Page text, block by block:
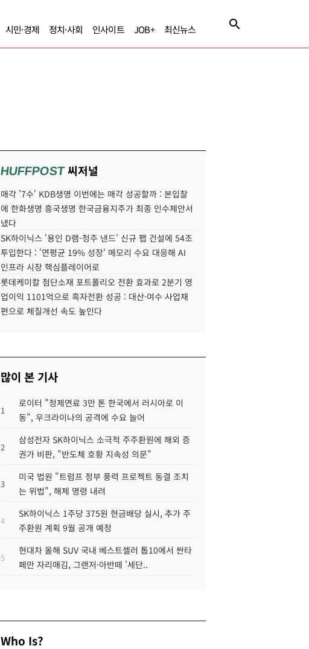
시민·경제 정치·사회 인사이트 JOB+ 최신뉴스
HUFFPOST씨저널
매각 '7수' KDB생명 이번에는 매각 성공할까 : 본입찰
에 한화생명 흥국생명 한국금융지주가 최종 인수제안서
냈다
SK하이닉스 '용인 D램-청주 낸드' 신규 팹 건설에 54조
투입한다 : '연평균 19% 성장' 메모리 수요 대응해 AI
인프라 시장 핵심플레이어로
롯데케미칼 첨단소재 포트폴리오 전환 효과로 2분기 영
업이익 1101억으로 흑자전환 성공 : 대산·여수 사업재
편으로 체질개선 속도 높인다
많이 본 기사
1
로이터 "정제연료 3만 톤 한국에서 러시아로 이
동", 우크라이나의 공격에 수요 늘어
2
삼성전자 SK하이닉스 소극적 주주환원에 해외 증
권가 비판, "반도체 호황 지속성 의문"
3
미국 법원 "트럼프 정부 풍력 프로젝트 동결 조치
는 위법", 해제 명령 내려
4
SK하이닉스 1주당 375원 현금배당 실시, 추가 주
주환원 계획 9월 공개 예정
5
현대차 올해 SUV 국내 베스트셀러 톱10에서 싼타
페만 자리매김, 그랜저·아반떼 '세단..
Who Is?